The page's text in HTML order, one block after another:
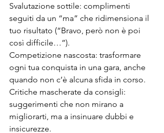
Svalutazione sottile: complimenti
seguiti da un “ma” che ridimensiona il
tuo risultato (“Bravo, però non è poi
così difficile…”).
Competizione nascosta: trasformare
ogni tua conquista in una gara, anche
quando non c’è alcuna sfida in corso.
Critiche mascherate da consigli:
suggerimenti che non mirano a
migliorarti, ma a insinuare dubbi e
insicurezze.